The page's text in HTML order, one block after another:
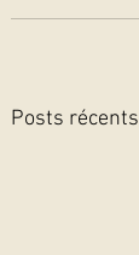
Posts récents